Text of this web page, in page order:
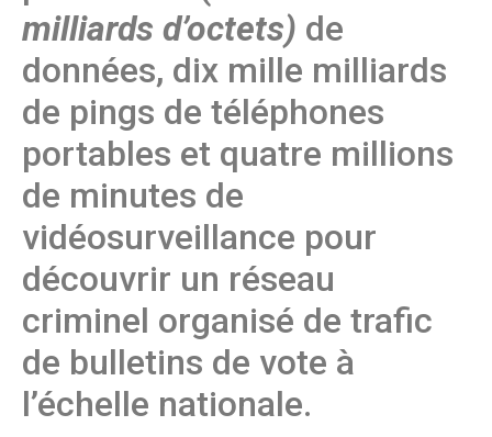
milliards d’octets) de
données, dix mille milliards
de pings de téléphones
portables et quatre millions
de minutes de
vidéosurveillance pour
découvrir un réseau
criminel organisé de trafic
de bulletins de vote à
l’échelle nationale.